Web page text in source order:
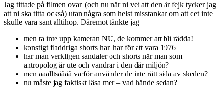
Jag tittade på filmen ovan (och nu när ni vet att den är fejk tycker jag
att ni ska titta också) utan några som helst misstankar om att det inte
skulle vara sant alltihop. Däremot tänkte jag
men ta inte upp kameran NU, de kommer att bli rädda!
konstigt fladdriga shorts han har för att vara 1976
har man verkligen sandaler och shorts när man som
antropolog är ute och vandrar i den där miljön?
men aaalltsåååå varför använder de inte rätt sida av skeden?
nu måste jag faktiskt läsa mer – vad hände sedan?